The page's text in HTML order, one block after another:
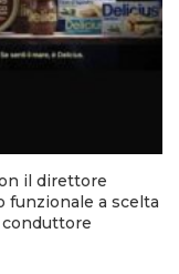
il direttore
funzionale a scelta